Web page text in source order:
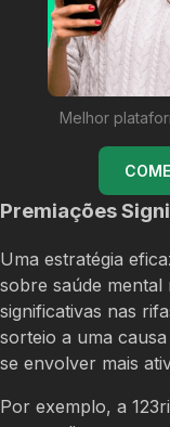
Melhor
Premiações
Uma estratégia
sobre saúde
significativas nas
sorteio a uma
se envolver mais
Por exemplo, a